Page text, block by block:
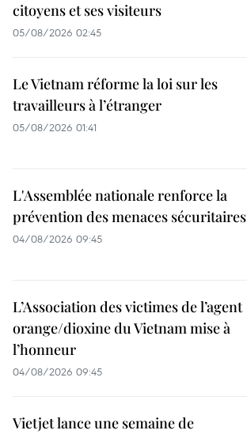
citoyens et ses visiteurs
05/08/2026 02:45
Le Vietnam réforme la loi sur les
travailleurs à l’étranger
05/08/2026 01:41
L'Assemblée nationale renforce la
prévention des menaces sécuritaires
04/08/2026 09:45
L’Association des victimes de l’agent
orange/dioxine du Vietnam mise à
l’honneur
04/08/2026 09:45
Vietjet lance une semaine de